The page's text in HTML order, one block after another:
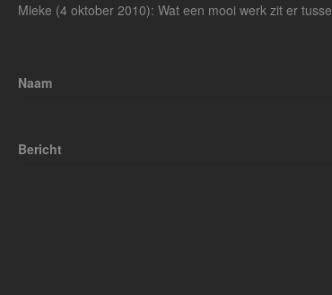
Mieke (4 oktober 2010): Wat een mooi werk zit er
Naam
Bericht